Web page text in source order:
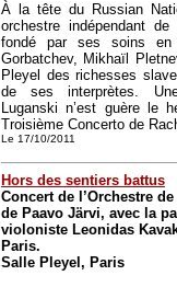
À la tête du Russian
orchestre indépendant
fondé par ses soins en
Gorbatchev, Mikhaïl
Pleyel des richesses
de ses interprètes.
Luganski n’est guère le
Troisième Concerto de
Le 17/10/2011
Hors des sentiers battus
Concert de l’Orchestre
de Paavo Järvi, avec la
violoniste Leonidas
Paris.
Salle Pleyel, Paris